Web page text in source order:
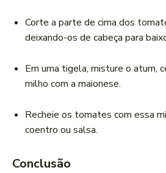
Corte a parte de cima dos
deixando-os de cabeça para
Em uma tigela, misture o atum,
milho com a maionese.
Recheie os tomates com essa
coentro ou salsa.
Conclusão